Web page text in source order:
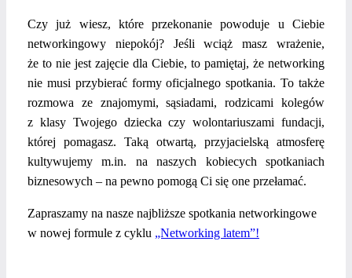
Czy już wiesz, które przekonanie powoduje u Ciebie
networkingowy niepokój? Jeśli wciąż masz wrażenie,
że to nie jest zajęcie dla Ciebie, to pamiętaj, że networking
nie musi przybierać formy oficjalnego spotkania. To także
rozmowa ze znajomymi, sąsiadami, rodzicami kolegów
z klasy Twojego dziecka czy wolontariuszami fundacji,
której pomagasz. Taką otwartą, przyjacielską atmosferę
kultywujemy m.in. na naszych kobiecych spotkaniach
biznesowych – na pewno pomogą Ci się one przełamać.
Zapraszamy na nasze najbliższe spotkania networkingowe
w nowej formule z cyklu „Networking latem”!